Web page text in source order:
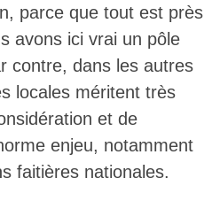
parce que tout est près
avons ici vrai un pôle
contre, dans les autres
locales méritent très
et de
enjeu, notamment
faitières nationales.